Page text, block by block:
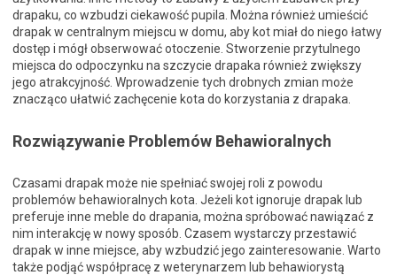
drapaku, co wzbudzi ciekawość pupila. Można również umieścić
drapak w centralnym miejscu w domu, aby kot miał do niego łatwy
dostęp i mógł obserwować otoczenie. Stworzenie przytulnego
miejsca do odpoczynku na szczycie drapaka również zwiększy
jego atrakcyjność. Wprowadzenie tych drobnych zmian może
znacząco ułatwić zachęcenie kota do korzystania z drapaka.
Rozwiązywanie Problemów Behawioralnych
Czasami drapak może nie spełniać swojej roli z powodu
problemów behawioralnych kota. Jeżeli kot ignoruje drapak lub
preferuje inne meble do drapania, można spróbować nawiązać z
nim interakcję w nowy sposób. Czasem wystarczy przestawić
drapak w inne miejsce, aby wzbudzić jego zainteresowanie. Warto
także podjąć współpracę z weterynarzem lub behawiorystą